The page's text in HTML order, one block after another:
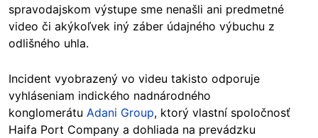
spravodajskom výstupe sme nenašli ani predmetné
video či akýkoľvek iný záber údajného výbuchu z
odlišného uhla.
Incident vyobrazený vo videu takisto odporuje
vyhláseniam indického nadnárodného
konglomerátu Adani Group, ktorý vlastní spoločnosť
Haifa Port Company a dohliada na prevádzku